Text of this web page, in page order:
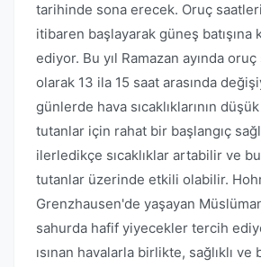
tarihinde sona erecek. Oruç
itibaren başlayarak güneş batışına
ediyor. Bu yıl Ramazan ayında
olarak 13 ila 15 saat arasında
günlerde hava sıcaklıklarının
tutanlar için rahat bir başlangıç
ilerledikçe sıcaklıklar artabilir ve
tutanlar üzerinde etkili olabilir.
Grenzhausen'de yaşayan
sahurda hafif yiyecekler tercih
ısınan havalarla birlikte, sağlıklı ve